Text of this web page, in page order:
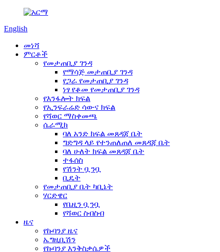
English
መነሻ
ምርቶች
የመታጠቢያ ገንዳ
የማሳጅ መታጠቢያ ገንዳ
የጋራ የመታጠቢያ ገንዳ
ነፃ የቆመ የመታጠቢያ ገንዳ
የእንፋሎት ክፍል
የኢንፍራሬድ ሳውና ክፍል
የሻወር ማስቀመጫ
ሴራሚክ
ባለ አንድ ክፍል መጸዳጃ ቤት
ግድግዳ ላይ የተንጠለጠለ መጸዳጃ ቤት
ባለ ሁለት ክፍል መጸዳጃ ቤት
ተፋሰስ
የሽንት ቧንቧ
ቢዴት
የመታጠቢያ ቤት ካቢኔት
ሃርድዌር
የቤዚን ቧንቧ
የሻወር ስብስብ
ዜና
የኩባንያ ዜና
ኤግዚቢሽን
የኩባንያ እንቅስቃሴዎች